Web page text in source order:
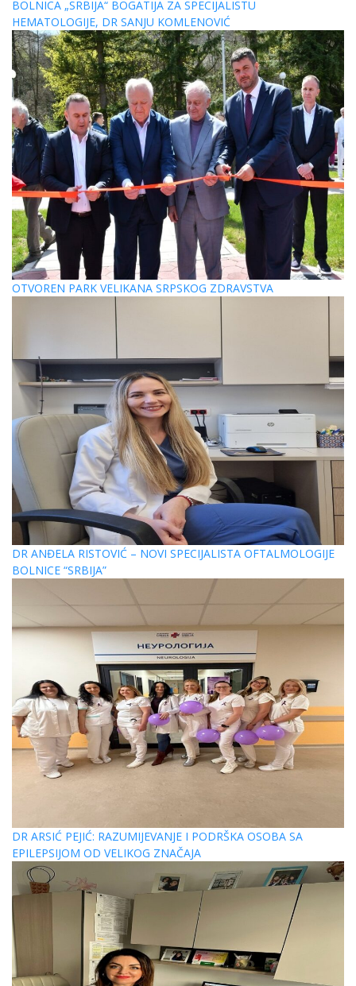
BOLNICA „SRBIJA“ BOGATIJA ZA SPECIJALISTU
HEMATOLOGIJE, DR SANJU KOMLENOVIĆ
OTVOREN PARK VELIKANA SRPSKOG ZDRAVSTVA
DR ANĐELA RISTOVIĆ – NOVI SPECIJALISTA OFTALMOLOGIJE
BOLNICE “SRBIJA”
DR ARSIĆ PEJIĆ: RAZUMIJEVANJE I PODRŠKA OSOBA SA
EPILEPSIJOM OD VELIKOG ZNAČAJA